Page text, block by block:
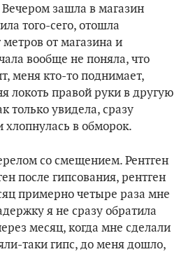
Вечером зашла в магазин
того-сего, отошла
метров от магазина и
вообще не поняла, что
меня кто-то поднимает,
локоть правой руки в другую
только увидела, сразу
хлопнулась в обморок.
со смещением. Рентген
после гипсования, рентген
примерно четыре раза мне
я не сразу обратила
месяц, когда мне сделали
таки гипс, до меня дошло,